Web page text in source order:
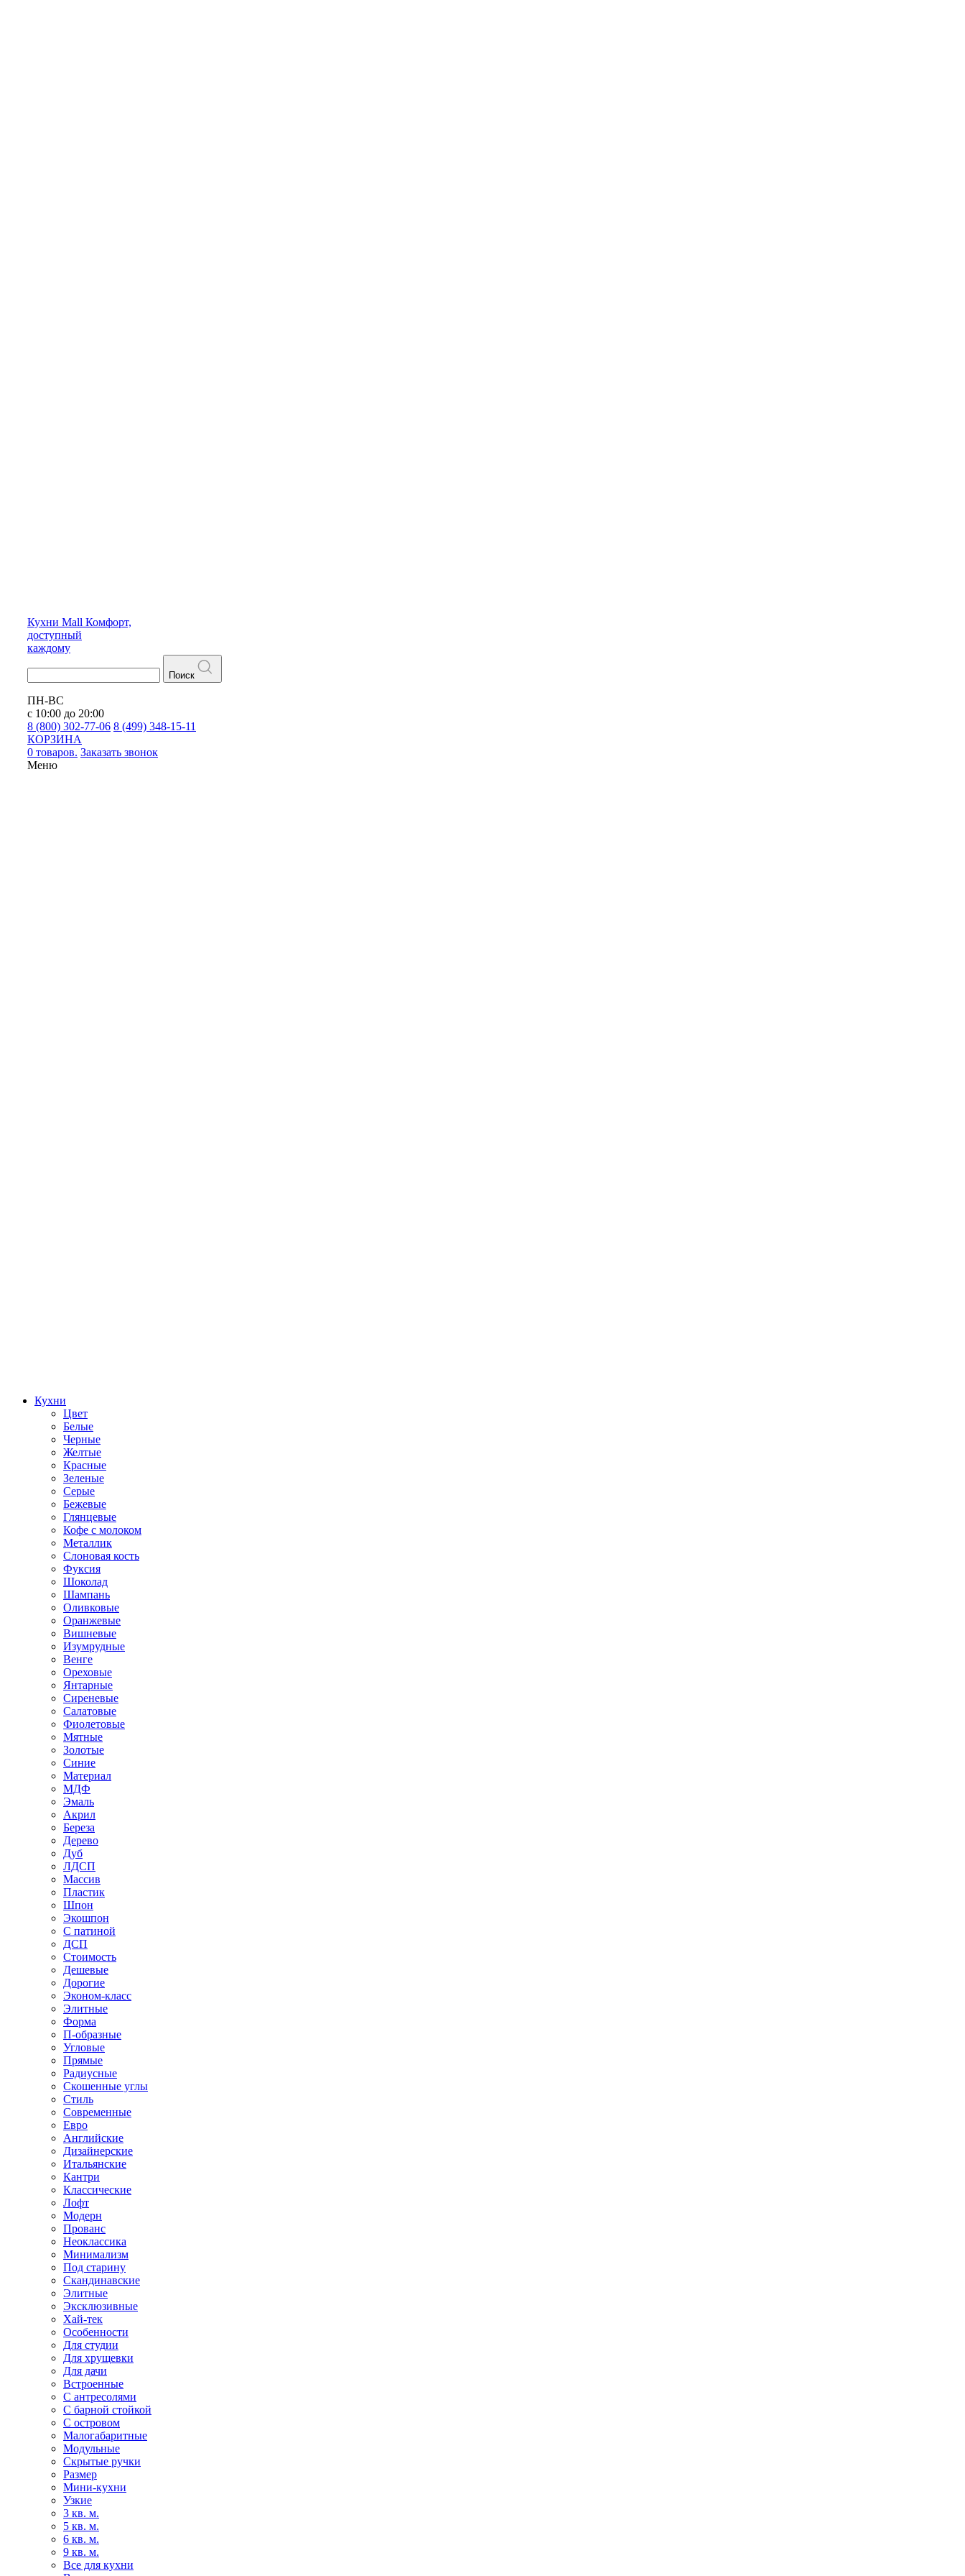
Кухни Mall Комфорт,
доступный
каждому
Поиск
ПН-ВС
с 10:00 до 20:00
8 (800) 302-77-06 8 (499) 348-15-11
КОРЗИНА
0 товаров. Заказать звонок
Меню
Кухни
Цвет
Белые
Черные
Желтые
Красные
Зеленые
Серые
Бежевые
Глянцевые
Кофе с молоком
Металлик
Слоновая кость
Фуксия
Шоколад
Шампань
Оливковые
Оранжевые
Вишневые
Изумрудные
Венге
Ореховые
Янтарные
Сиреневые
Салатовые
Фиолетовые
Мятные
Золотые
Синие
Материал
МДФ
Эмаль
Акрил
Береза
Дерево
Дуб
ЛДСП
Массив
Пластик
Шпон
Экошпон
С патиной
ДСП
Стоимость
Дешевые
Дорогие
Эконом-класс
Элитные
Форма
П-образные
Угловые
Прямые
Радиусные
Скошенные углы
Стиль
Современные
Евро
Английские
Дизайнерские
Итальянские
Кантри
Классические
Лофт
Модерн
Прованс
Неоклассика
Минимализм
Под старину
Скандинавские
Элитные
Эксклюзивные
Хай-тек
Особенности
Для студии
Для хрущевки
Для дачи
Встроенные
С антресолями
С барной стойкой
С островом
Малогабаритные
Модульные
Скрытые ручки
Размер
Мини-кухни
Узкие
3 кв. м.
5 кв. м.
6 кв. м.
9 кв. м.
Все для кухни